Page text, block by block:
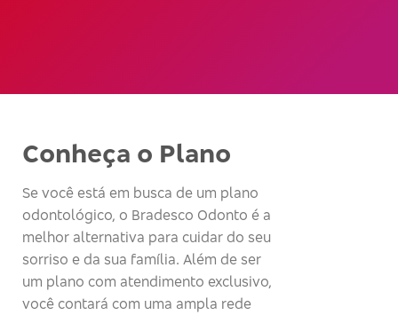
Conheça o Plano
Se você está em busca de um plano
odontológico, o Bradesco Odonto é a
melhor alternativa para cuidar do seu
sorriso e da sua família. Além de ser
um plano com atendimento exclusivo,
você contará com uma ampla rede